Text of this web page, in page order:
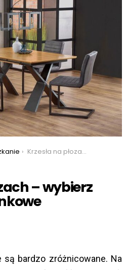
Krzesła na płozach – wybierz jakość i nietuzinkowe rozwiązania!
– wybierz
są bardzo zróżnicowane. Na